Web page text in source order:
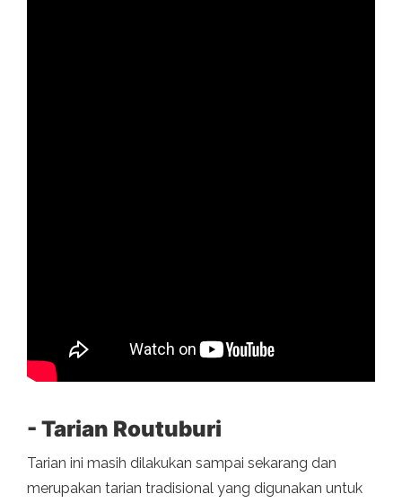
- Tarian Routuburi
Tarian ini masih dilakukan sampai sekarang dan
merupakan tarian tradisional yang digunakan untuk